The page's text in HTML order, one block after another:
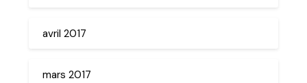
avril 2017
mars 2017